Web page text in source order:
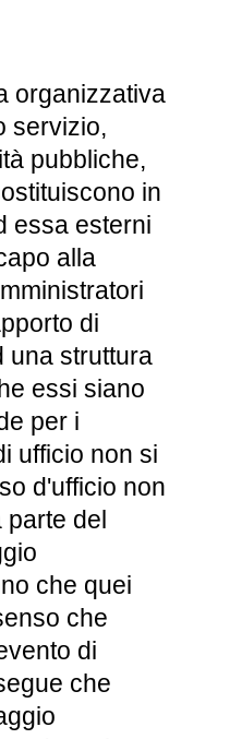
organizzativa
servizio,
pubbliche,
in
essa esterni
alla
di
una struttura
essi siano
per i
ufficio non si
d'ufficio non
parte del
che quei
che
di
che